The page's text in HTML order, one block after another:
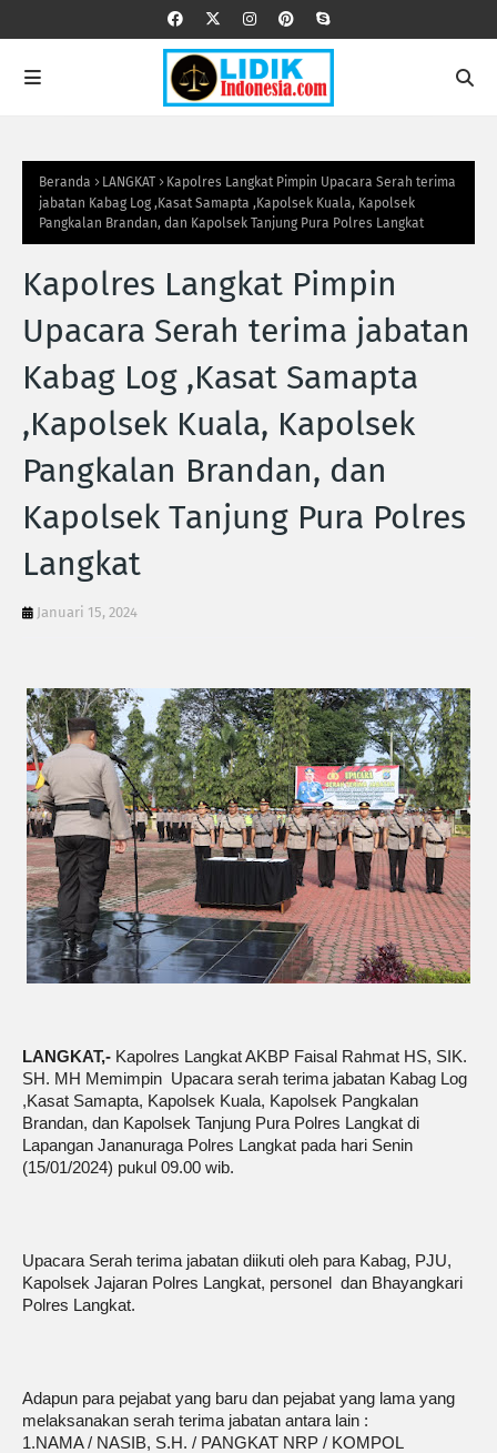
Beranda LANGKAT
Kapolres Langkat Pimpin Upacara Serah terima
jabatan Kabag Log ,Kasat Samapta ,Kapolsek Kuala, Kapolsek
Pangkalan Brandan, dan Kapolsek Tanjung Pura Polres Langkat
Kapolres Langkat Pimpin
Upacara Serah terima jabatan
Kabag Log ,Kasat Samapta
,Kapolsek Kuala, Kapolsek
Pangkalan Brandan, dan
Kapolsek Tanjung Pura Polres
Langkat
Januari 15, 2024
LANGKAT,- Kapolres Langkat AKBP Faisal Rahmat HS, SIK.
SH. MH Memimpin Upacara serah terima jabatan Kabag Log
,Kasat Samapta, Kapolsek Kuala, Kapolsek Pangkalan
Brandan, dan Kapolsek Tanjung Pura Polres Langkat di
Lapangan Jananuraga Polres Langkat pada hari Senin
(15/01/2024) pukul 09.00 wib.
Upacara Serah terima jabatan diikuti oleh para Kabag, PJU,
Kapolsek Jajaran Polres Langkat, personel dan Bhayangkari
Polres Langkat.
Adapun para pejabat yang baru dan pejabat yang lama yang
melaksanakan serah terima jabatan antara lain :
1.NAMA / NASIB, S.H. / PANGKAT NRP / KOMPOL